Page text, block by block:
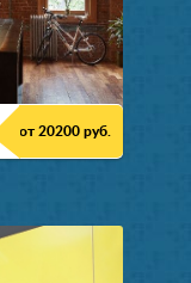
от 20200 руб.